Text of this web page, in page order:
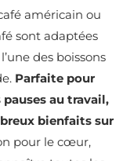
américain ou
sont adaptées
des boissons
Parfaite pour
au travail,
bienfaits sur
pour le cœur,